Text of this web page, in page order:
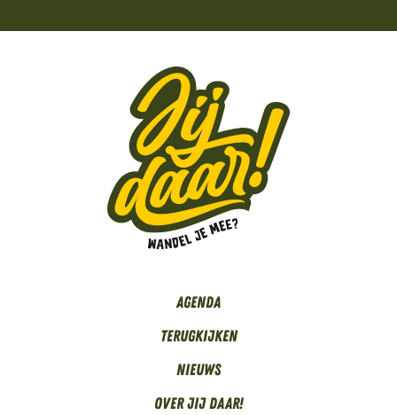
Agenda
Terugkijken
Nieuws
Over Jij daar!